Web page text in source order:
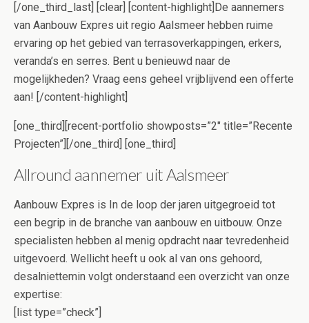
[/one_third_last] [clear] [content-highlight]De aannemers
van Aanbouw Expres uit regio Aalsmeer hebben ruime
ervaring op het gebied van terrasoverkappingen, erkers,
veranda’s en serres. Bent u benieuwd naar de
mogelijkheden? Vraag eens geheel vrijblijvend een offerte
aan! [/content-highlight]
[one_third][recent-portfolio showposts=”2″ title=”Recente
Projecten”][/one_third] [one_third]
Allround aannemer uit Aalsmeer
Aanbouw Expres is In de loop der jaren uitgegroeid tot
een begrip in de branche van aanbouw en uitbouw. Onze
specialisten hebben al menig opdracht naar tevredenheid
uitgevoerd. Wellicht heeft u ook al van ons gehoord,
desalniettemin volgt onderstaand een overzicht van onze
expertise:
[list type=”check”]